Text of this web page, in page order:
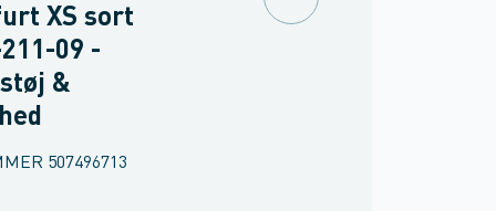
XS sort
09 -
&
507496713